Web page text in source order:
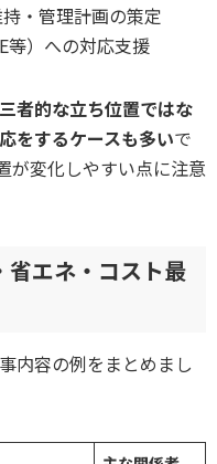
・管理計画の策定
等）への対応支援
者的な立ち位置ではな
をするケースも多いで
が変化しやすい点に注意
省エネ・コスト最
内容の例をまとめまし